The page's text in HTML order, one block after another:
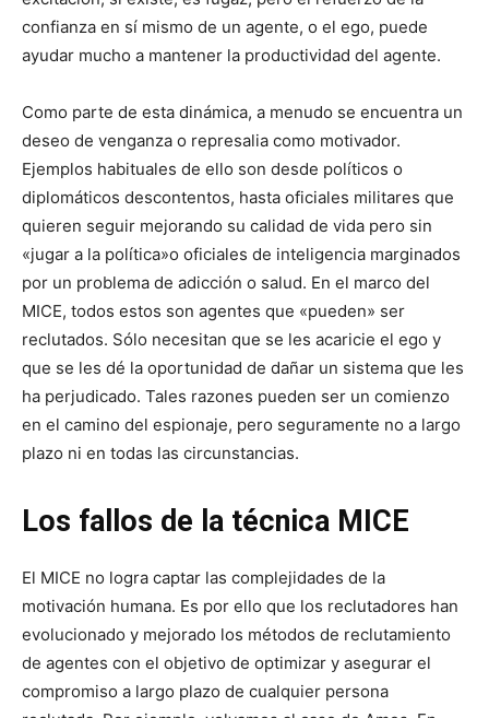
confianza en sí mismo de un agente, o el ego, puede
ayudar mucho a mantener la productividad del agente.
Como parte de esta dinámica, a menudo se encuentra un
deseo de venganza o represalia como motivador.
Ejemplos habituales de ello son desde políticos o
diplomáticos descontentos, hasta oficiales militares que
quieren seguir mejorando su calidad de vida pero sin
«jugar a la política»o oficiales de inteligencia marginados
por un problema de adicción o salud. En el marco del
MICE, todos estos son agentes que «pueden» ser
reclutados. Sólo necesitan que se les acaricie el ego y
que se les dé la oportunidad de dañar un sistema que les
ha perjudicado. Tales razones pueden ser un comienzo
en el camino del espionaje, pero seguramente no a largo
plazo ni en todas las circunstancias.
Los fallos de la técnica MICE
El MICE no logra captar las complejidades de la
motivación humana. Es por ello que los reclutadores han
evolucionado y mejorado los métodos de reclutamiento
de agentes con el objetivo de optimizar y asegurar el
compromiso a largo plazo de cualquier persona